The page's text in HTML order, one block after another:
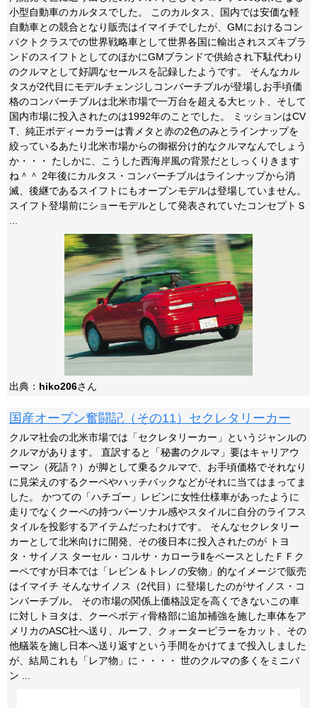
小型自動車のカルタスでした。 このカルタス、国内では安価な軽
自動車との競合となり販売はイマイチでしたが、GMにおけるコン
パクトクラスでの世界戦略車として世界各国に輸出されスズキブラ
ンドのスイフトとしてのほかにGMブランドで供給され下駄代わり
のクルマとして好調なセールスを記録したようです。 そんなカル
タスが2代目にモデルチェンジしコンバーチブルが登場しお手頃価
格のコンバーチブルは北米市場で一万台を超える大ヒット、そして
国内市場に投入されたのは1992年のことでした。 ミッションはCV
T、純正ボディーカラーは青メタと赤の2色のみとラインナップを
絞っているあたり北米市場からの御裾分け的なクルマなんでしょう
か・・・ たしかに、こうした西海岸風の背景だとしっくりきます
ね＾＾ 2年後にカルタス・コンバーチブルはラインナップから消
滅、後継であるスイフトにもオープンモデルは登場していません。
スイフト登場前にショーモデルとして発表されていたコンセプトＳ
出典： hiko206さん
国産オープン奮闘記（その11）セクレタリーカー
クルマ社会の北米市場では「セクレタリーカー」というジャンルの
クルマがあります。 直訳すると「秘書のクルマ」要はキャリアウ
ーマン（死語？）が脚として乗るクルマで、お手頃価格でそれなり
に見栄えのするクーペやハッチバックなどがそれに当てはまってま
した。 かつての「ハチゴー」レビンに女性仕様車があったように
走りでなくクーペの持つパーソナル感やスタイルに自分のライフス
タイルを投影するアイテムだったわけです。 そんなセクレタリー
カーとして北米向けに開発、その後日本に投入されたのが トヨ
タ・サイノス ターセル・コルサ・カローラⅡをベースとしたＦＦク
ーペですが日本では「レビン＆トレノの安物」的なイメージで販売
はイマイチ そんなサイノス（2代目）に登場したのがサイノス・コ
ンバーチブル。 その市場の関係上価格設定を高くできないこの車
に対しトヨタは、クーペボディ骨格部に追加補強を施した車体をア
メリカのASC社へ送り、ルーフ、クォーターピラーをカット、その
他艤装を施し日本へ送り返すという手間をかけてまで投入しました
が、結局これも「レア物」に・・・・ 世のクルマの多くをミニバ
ン ...